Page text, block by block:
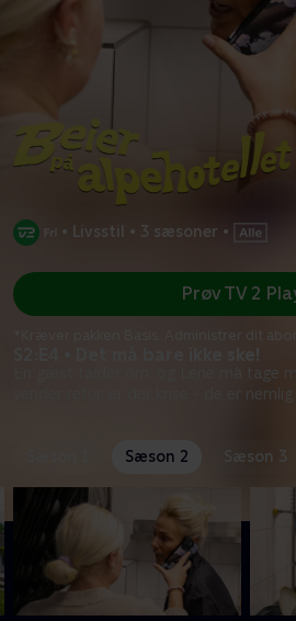
• Livsstil • 3 sæsoner •
En gæst falder om, og Lene må tage
vender retur, er der krise - de er
Prøv TV 2
*Kræver pakken Basis. Administrer dit
Sæson 2 Sæson 3